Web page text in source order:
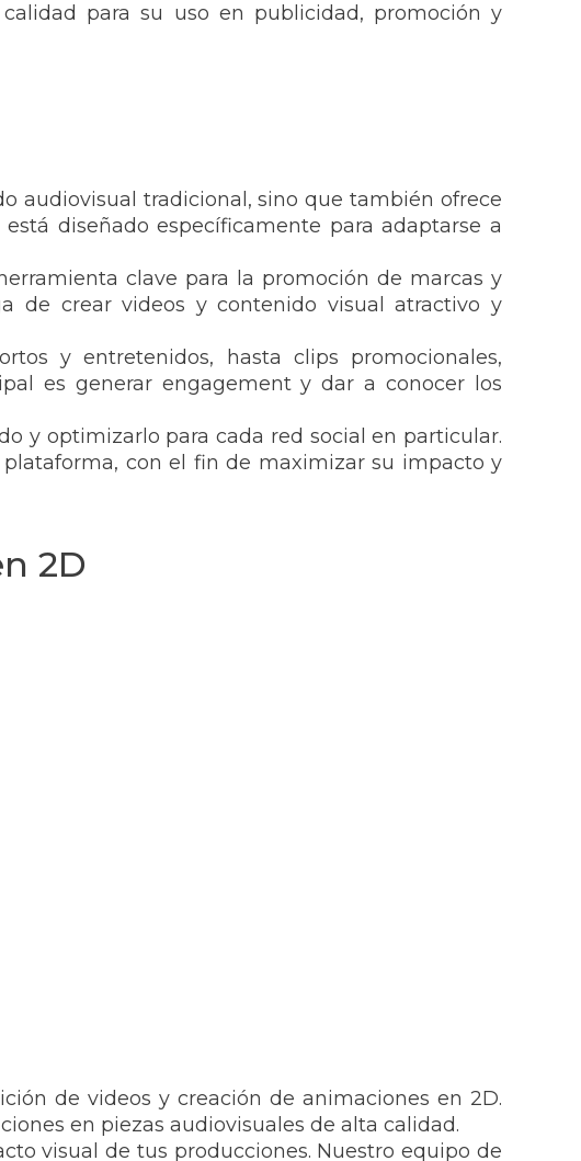
para su uso en publicidad, promoción y
audiovisual tradicional, sino que también ofrece
diseñado específicamente para adaptarse a
clave para la promoción de marcas y
de crear videos y contenido visual atractivo y
y entretenidos, hasta clips promocionales,
es generar engagement y dar a conocer los
y optimizarlo para cada red social en particular.
con el fin de maximizar su impacto y
2D
de videos y creación de animaciones en 2D.
en piezas audiovisuales de alta calidad.
visual de tus producciones. Nuestro equipo de